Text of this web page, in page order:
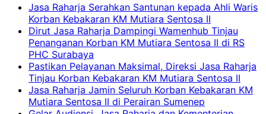
Jasa Raharja Serahkan Santunan kepada Ahli Waris
Korban Kebakaran KM Mutiara Sentosa II
Dirut Jasa Raharja Dampingi Wamenhub Tinjau
Penanganan Korban KM Mutiara Sentosa II di RS
PHC Surabaya
Pastikan Pelayanan Maksimal, Direksi Jasa Raharja
Tinjau Korban Kebakaran KM Mutiara Sentosa II
Jasa Raharja Jamin Seluruh Korban Kebakaran KM
Mutiara Sentosa II di Perairan Sumenep